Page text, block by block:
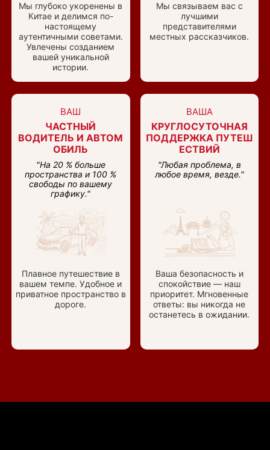
Мы глубоко укоренены в
Китае и делимся по-
настоящему
аутентичными советами.
Увлечены созданием
вашей уникальной
истории.
Мы связываем вас с
лучшими
представителями
местных рассказчиков.
ВАШ
ЧАСТНЫЙ
ВОДИТЕЛЬ И АВТОМ
ОБИЛЬ
"На 20 % больше
пространства и 100 %
свободы по вашему
графику."
Плавное путешествие в
вашем темпе. Удобное и
приватное пространство в
дороге.
ВАША
КРУГЛОСУТОЧНАЯ
ПОДДЕРЖКА ПУТЕШ
ЕСТВИЙ
"Любая проблема, в
любое время, везде."
Ваша безопасность и
спокойствие — наш
приоритет. Мгновенные
ответы: вы никогда не
останетесь в ожидании.